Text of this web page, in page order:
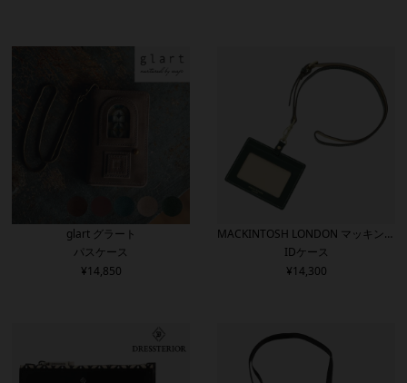
glart グラート
パスケース
¥14,850
MACKINTOSH LONDON マッキント
ッシュロンドン
IDケース
¥14,300